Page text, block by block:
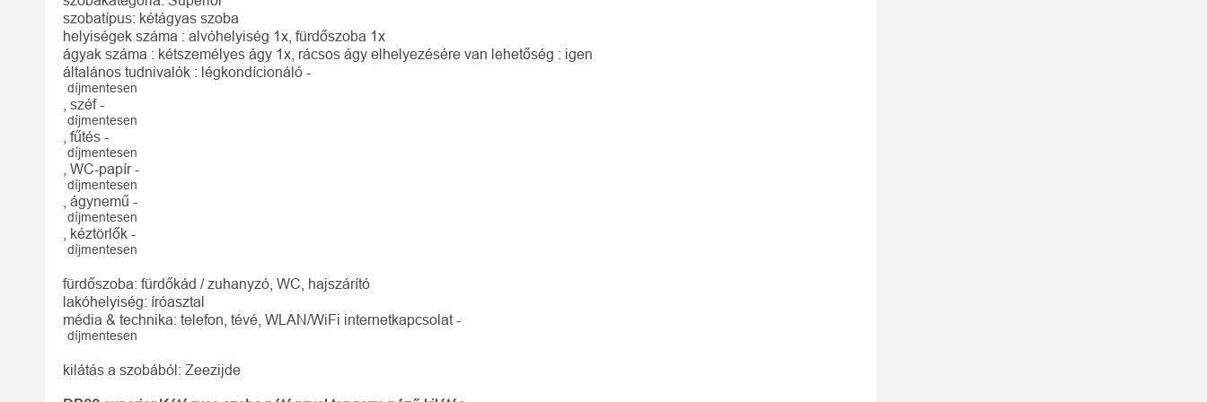
szobatípus: kétágyas szoba
helyiségek száma : alvóhelyiség 1x, fürdőszoba 1x
ágyak száma : kétszemélyes ágy 1x, rácsos ágy elhelyezésére van lehetőség : igen
általános tudnivalók : légkondícionáló -
díjmentesen
, széf -
díjmentesen
, fűtés -
díjmentesen
, WC-papír -
díjmentesen
, ágynemű -
díjmentesen
, kéztörlők -
díjmentesen
fürdőszoba: fürdőkád / zuhanyzó, WC, hajszárító
lakóhelyiség: íróasztal
média & technika: telefon, tévé, WLAN/WiFi internetkapcsolat -
díjmentesen
kilátás a szobából: Zeezijde